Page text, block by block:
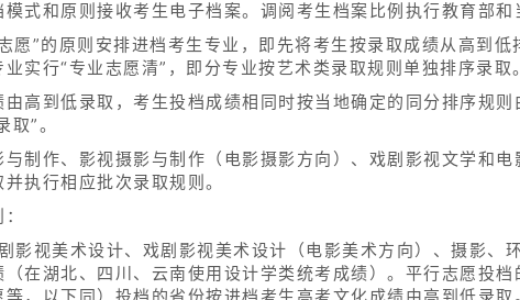
式和原则接收考生电子档案。调阅考生档案比例执行教育部和
愿”的原则安排进档考生专业，即先将考生按录取成绩从高到
实行“专业志愿清”，即分专业按艺术类录取规则单独排序录取。
高到低录取，考生投档成绩相同时按当地确定的同分排序规
”。
制作、影视摄影与制作（电影摄影方向）、戏剧影视文学和
执行相应批次录取规则。
影视美术设计、戏剧影视美术设计（电影美术方向）、摄影、
在湖北、四川、云南使用设计学类统考成绩）。平行志愿投